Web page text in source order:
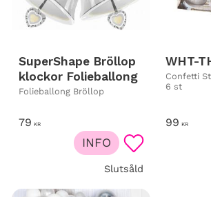
SuperShape Bröllop
klockor Folieballong
Folieballong Bröllop
79 KR
Lägg till i
Slutsåld
INFO
WHT-
Confetti
6 st
99 KR